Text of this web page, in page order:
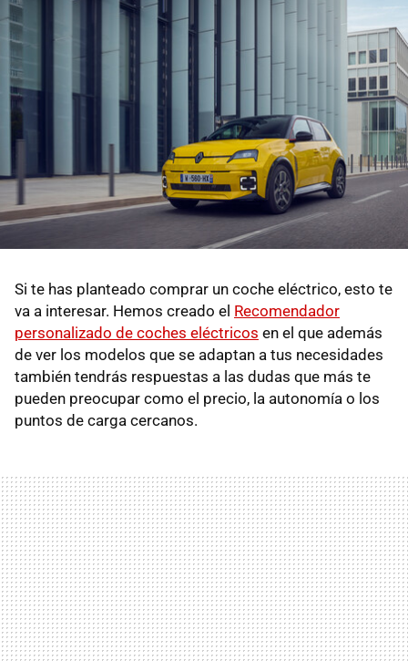
Si te has planteado comprar un coche eléctrico, esto te
va a interesar. Hemos creado el Recomendador
personalizado de coches eléctricos en el que además
de ver los modelos que se adaptan a tus necesidades
también tendrás respuestas a las dudas que más te
pueden preocupar como el precio, la autonomía o los
puntos de carga cercanos.